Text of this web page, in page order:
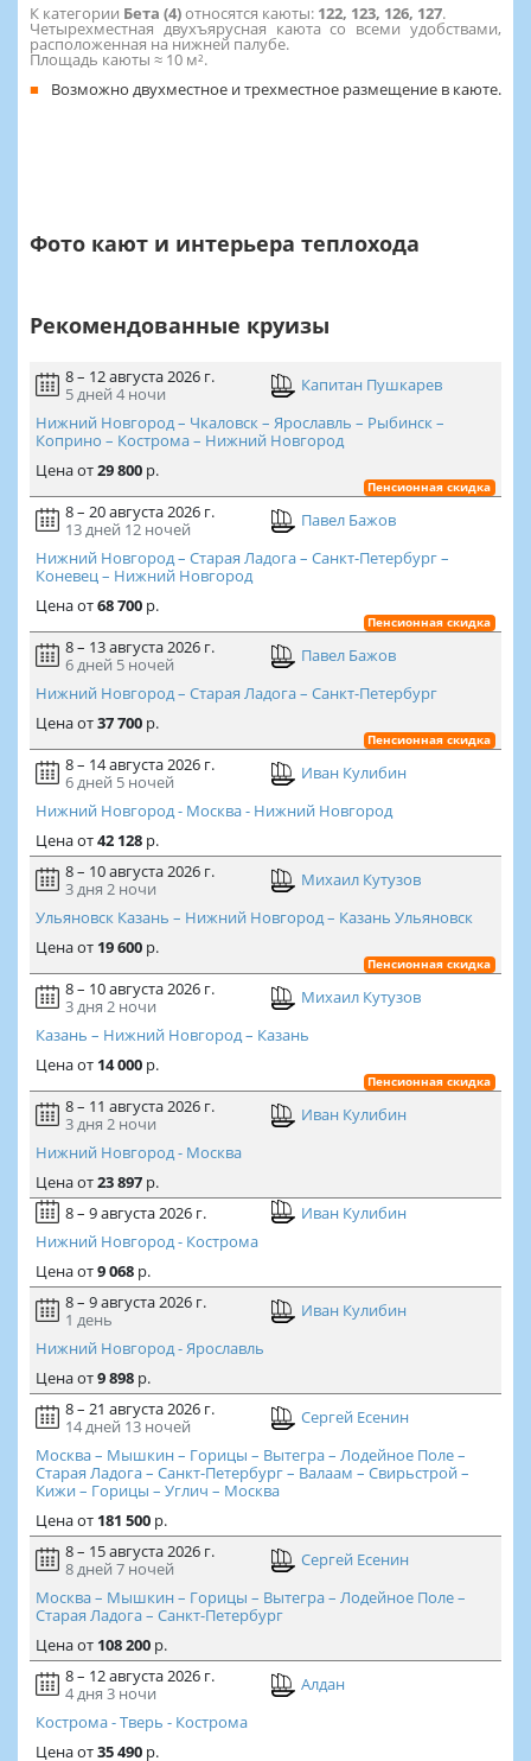
К категории Бета (4)относятся каюты: 122, 123, 126, 127.
Четырехместная двухъярусная каюта со всеми удобствами,
расположенная на нижней палубе.
Площадь каюты ≈ 10 м².
Возможно двухместное и трехместное размещение в каюте.
Фото кают и интерьера теплохода
Рекомендованные круизы
8 – 12 августа 2026 г.
5 дней 4 ночи
Капитан Пушкарев
Нижний Новгород – Чкаловск – Ярославль – Рыбинск –
Коприно – Кострома – Нижний Новгород
Ценаот29 800р.
Пенсионная скидка
8 – 20 августа 2026 г.
13 дней 12 ночей
Павел Бажов
Нижний Новгород – Старая Ладога – Санкт-Петербург –
Коневец – Нижний Новгород
Ценаот68 700р.
Пенсионная скидка
8 – 13 августа 2026 г.
6 дней 5 ночей
Павел Бажов
Нижний Новгород – Старая Ладога – Санкт-Петербург
Ценаот37 700р.
Пенсионная скидка
8 – 14 августа 2026 г.
6 дней 5 ночей
Иван Кулибин
Нижний Новгород - Москва - Нижний Новгород
Ценаот42 128р.
8 – 10 августа 2026 г.
3 дня 2 ночи
Михаил Кутузов
Ульяновск Казань – Нижний Новгород – Казань Ульяновск
Ценаот 19 600р.
Пенсионная скидка
8 – 10 августа 2026 г.
3 дня 2 ночи
Михаил Кутузов
Казань – Нижний Новгород – Казань
Ценаот 14 000р.
Пенсионная скидка
8 – 11 августа 2026 г.
3 дня 2 ночи
Иван Кулибин
Нижний Новгород - Москва
Ценаот23 897р.
8 – 9 августа 2026 г.
Иван Кулибин
Нижний Новгород - Кострома
Ценаот9 068р.
8 – 9 августа 2026 г.
1 день
Иван Кулибин
Нижний Новгород - Ярославль
Ценаот9 898р.
8 – 21 августа 2026 г.
14 дней 13 ночей
Сергей Есенин
Москва – Мышкин – Горицы – Вытегра – Лодейное Поле –
Старая Ладога – Санкт-Петербург – Валаам – Свирьстрой –
Кижи – Горицы – Углич – Москва
Ценаот 181 500р.
8 – 15 августа 2026 г.
8 дней 7 ночей
Сергей Есенин
Москва – Мышкин – Горицы – Вытегра – Лодейное Поле –
Старая Ладога – Санкт-Петербург
Ценаот 108 200р.
8 – 12 августа 2026 г.
4 дня 3 ночи
Алдан
Кострома - Тверь - Кострома
Ценаот35 490р.